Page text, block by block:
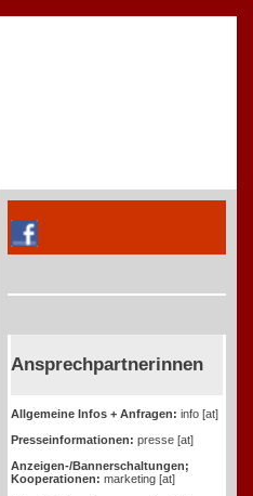
Ansprechpartnerinnen
Allgemeine Infos + Anfragen: info [at]
Presseinformationen: presse [at]
Anzeigen-/Bannerschaltungen;
Kooperationen: marketing [at]